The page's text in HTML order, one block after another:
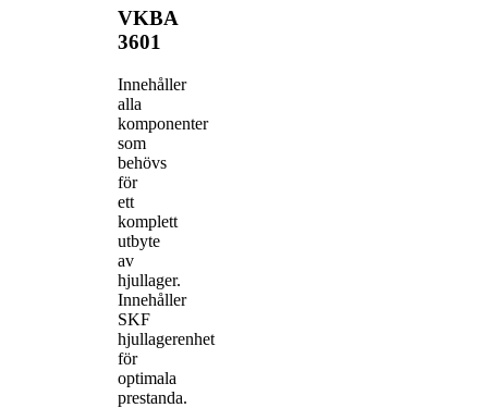
VKBA
3601
Innehåller
alla
komponenter
som
behövs
för
ett
komplett
utbyte
av
hjullager.
Innehåller
SKF
hjullagerenhet
för
optimala
prestanda.